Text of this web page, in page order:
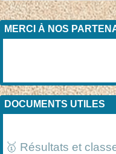
MERCI À NOS
DOCUMENTS UTILES
🥇 Résultats et